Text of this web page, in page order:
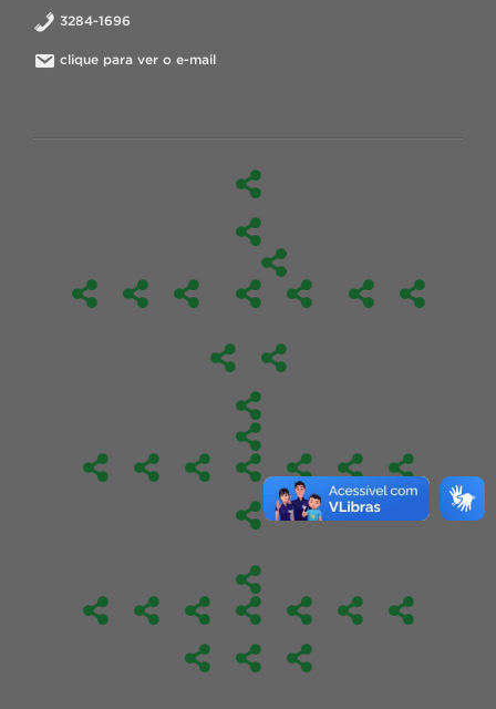
3284-1696
clique para ver o e-mail